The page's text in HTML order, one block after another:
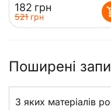
‍182‍ грн
‍521‍ грн
Поширені
З яких матеріалів